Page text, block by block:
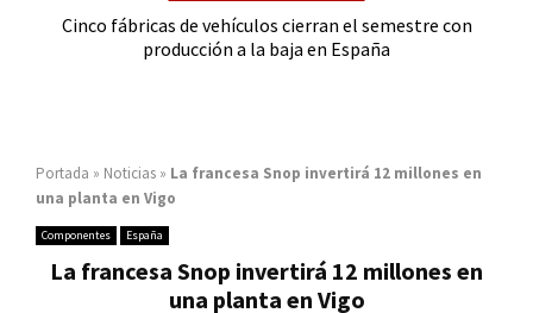
Cinco fábricas de vehículos cierran el semestre con
producción a la baja en España
Portada » Noticias » La francesa Snop invertirá 12 millones en
una planta en Vigo
Componentes España
La francesa Snop invertirá 12 millones en
una planta en Vigo